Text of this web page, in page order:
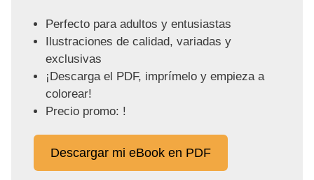
Perfecto para adultos y entusiastas
Ilustraciones de calidad, variadas y
exclusivas
¡Descarga el PDF, imprímelo y empieza a
colorear!
Precio promo: !
Descargar mi eBook en PDF